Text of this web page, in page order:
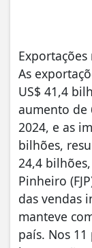
As
US$ 41,4
aumento de
2024, e as
bilhões,
24,4
Pinheiro
das vendas
manteve
país. Nos